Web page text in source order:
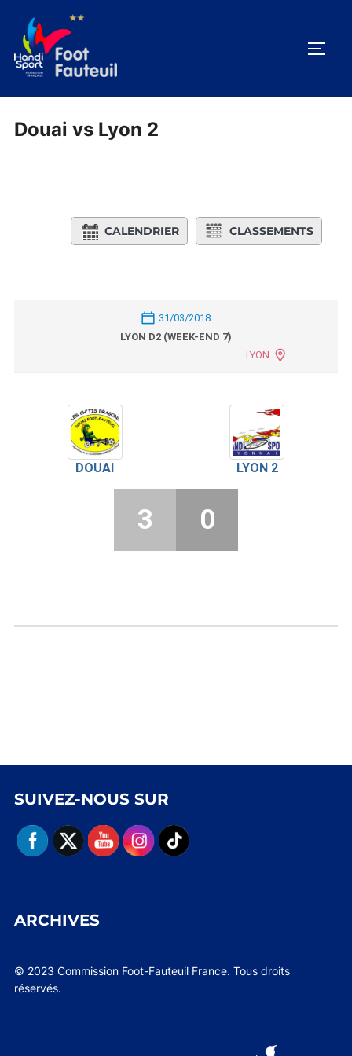
contenu
Douai vs Lyon 2
CALENDRIER CLASSEMENTS
31/03/2018
LYON D2 (WEEK-END 7)
LYON
DOUAI LYON 2
3 0
SUIVEZ-NOUS SUR
ARCHIVES
© 2023 Commission Foot-Fauteuil France. Tous droits
réservés.